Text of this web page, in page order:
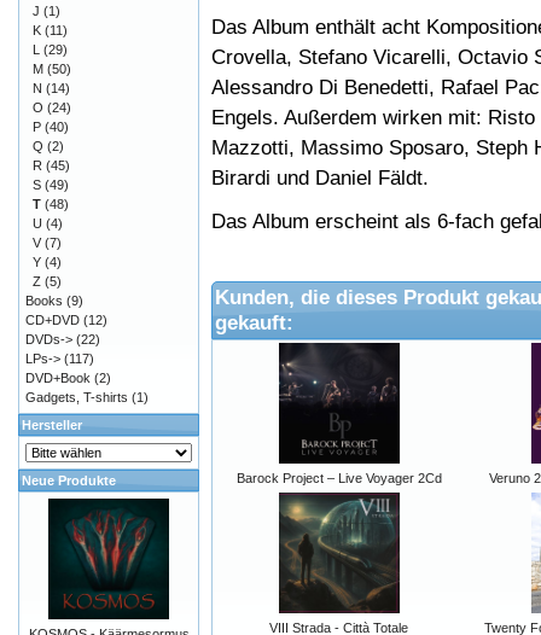
Das Album enthält acht
Crovella, Stefano Vicarelli, Octavio
Alessandro Di Benedetti, Rafael
Engels. Außerdem wirken mit:
Mazzotti, Massimo Sposaro, Steph
Birardi und Daniel Fäldt.
Das Album erscheint als 6-fach
Kunden, die dieses Produkt
gekauft:
Barock Project – Live Voyager 2Cd Veruno
VIII Strada - Città Totale Twenty
J (1)
K (11)
L (29)
M (50)
N (14)
O (24)
P (40)
Q (2)
R (45)
S (49)
T (48)
U (4)
V (7)
Y (4)
Z (5)
Books (9)
CD+DVD (12)
DVDs-> (22)
LPs-> (117)
DVD+Book (2)
Gadgets, T-shirts (1)
Hersteller
Neue Produkte